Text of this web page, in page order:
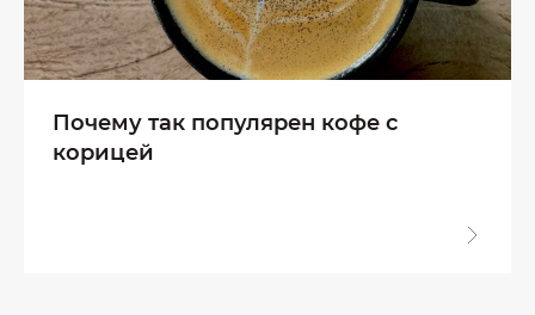
Почему так популярен кофе с
корицей